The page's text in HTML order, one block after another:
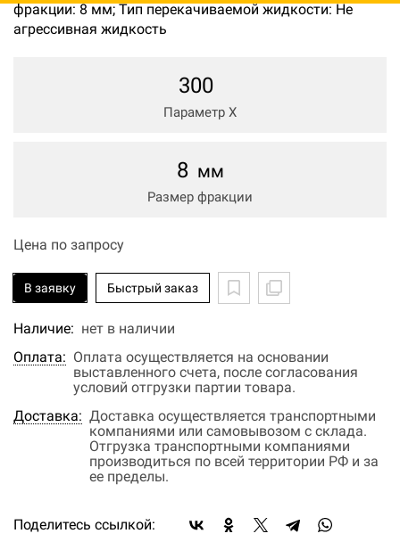
фракции: 8 мм; Тип перекачиваемой жидкости: Не
агрессивная жидкость
300
Параметр Х
8 мм
Размер фракции
Цена по запросу
В заявку Быстрый заказ
Наличие: нет в наличии
Оплата: Оплата осуществляется на основании
выставленного счета, после согласования
условий отгрузки партии товара.
Доставка: Доставка осуществляется транспортными
компаниями или самовывозом с склада.
Отгрузка транспортными компаниями
производиться по всей территории РФ и за
ее пределы.
Поделитесь ссылкой: